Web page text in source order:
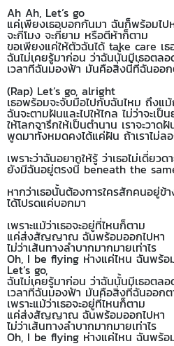
Ah Ah, Let’s go
แค่เพียงเธอบอกกันมา ฉันก็พร้อมไป
จะกี่โมง จะกี่ยาม หรือตีห้าก็ตาม
ขอเพียงแค่ให้ตัวฉันได้ take care เ
ฉันไม่เคยรู้มาก่อน ว่าฉันนั้นมีเธอตล
เวลาที่ฉันมองฟ้า มันคือสิ่งนี้ที่ฉันออ
(Rap) Let’s go, alright
เธอพร้อมจะจับมือไปกับฉันไหม ถึงแ
ฉันจะตามฝันและไปให้ไกล ไม่ว่าจะเป็
ให้โลกจารึกให้เป็นตำนาน เราจะวาด
พูดมาทั้งหมดคงได้แค่ฝัน ถ้าเราไม่ล
เพราะว่าฉันอยากให้รู้ ว่าเธอไม่เดี่ยวด
ยังมีฉันอยู่ตรงนี้ beneath the
หากว่าเธอนั้นต้องการใครสักคนอยู่ข้
ได้โปรดแค่บอกมา
เพราะแม้ว่าเธอจะอยู่ที่ไหนก็ตาม
แค่ส่งสัญญาณ ฉันพร้อมออกไปหา
ไม่ว่าเส้นทางลำบากมากมายเท่าไร
Oh, I be flying ห่างแค่ไหน ฉันพร้
Let’s go,
ฉันไม่เคยรู้มาก่อน ว่าฉันนั้นมีเธอตล
เวลาที่ฉันมองฟ้า มันคือสิ่งที่ฉันออกต
เพราะแม้ว่าเธอจะอยู่ที่ไหนก็ตาม
แค่ส่งสัญญาณ ฉันพร้อมออกไปหา
ไม่ว่าเส้นทางลำบากมากมายเท่าไร
Oh, I be flying ห่างแค่ไหน ฉันพร้